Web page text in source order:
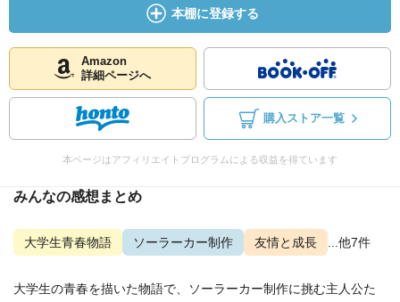
本棚に登録する
Amazon
詳細ページへ
購入ストア一覧
本ページはアフィリエイトプログラムによる収益を得ています
みんなの感想まとめ
大学生青春物語 ソーラーカー制作 友情と成長 ...他7件
大学生の青春を描いた物語で、ソーラーカー制作に挑む主人公た